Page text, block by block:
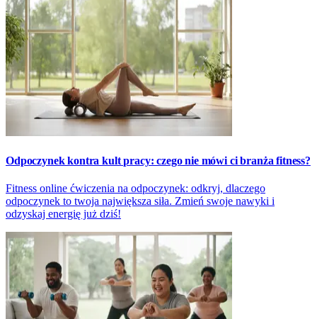
Odpoczynek kontra kult pracy: czego nie mówi ci branża fitness?
Fitness online ćwiczenia na odpoczynek: odkryj, dlaczego
odpoczynek to twoja największa siła. Zmień swoje nawyki i
odzyskaj energię już dziś!